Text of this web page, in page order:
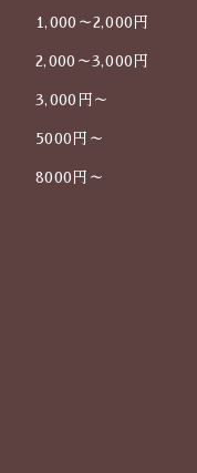
1,000～2,000円
2,000～3,000円
3,000円～
5000円～
8000円～